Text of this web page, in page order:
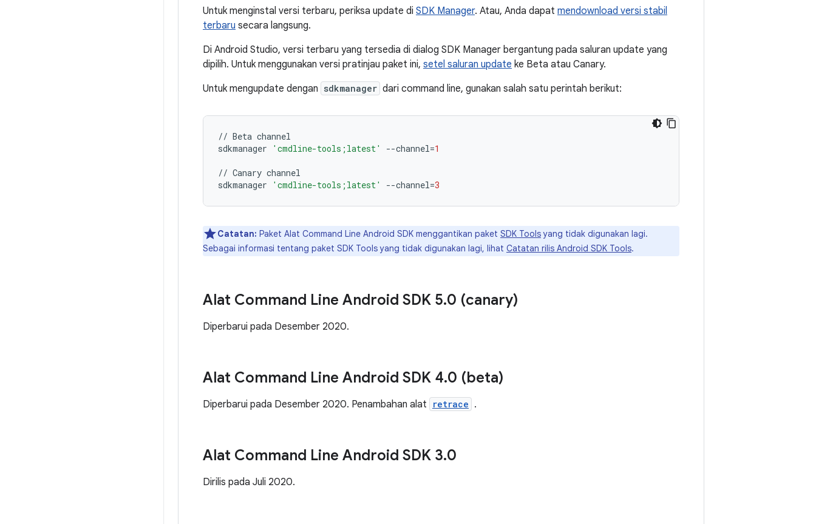
Untuk menginstal versi terbaru, periksa update di SDK Manager. Atau, Anda dapat mendownload versi stabil
terbaru secara langsung.
Di Android Studio, versi terbaru yang tersedia di dialog SDK Manager bergantung pada saluran update yang
dipilih. Untuk menggunakan versi pratinjau paket ini, setel saluran update ke Beta atau Canary.
Untuk mengupdate dengan sdkmanager dari command line, gunakan salah satu perintah berikut:
// Beta channel
sdkmanager
'cmdline-tools;latest' --channel=1
// Canary channel
sdkmanager
'cmdline-tools;latest' --channel=3
Catatan: Paket Alat Command Line Android SDK menggantikan paket SDK Toolsyang tidak digunakan lagi.
Sebagai informasi tentang paket SDK Tools yang tidak digunakan lagi, lihat Catatan rilis Android SDK Tools.
Alat Command Line Android SDK 5.0 (canary)
Diperbarui pada Desember 2020.
Alat Command Line Android SDK 4.0 (beta)
Diperbarui pada Desember 2020. Penambahan alat retrace .
Alat Command Line Android SDK 3.0
Dirilis pada Juli 2020.